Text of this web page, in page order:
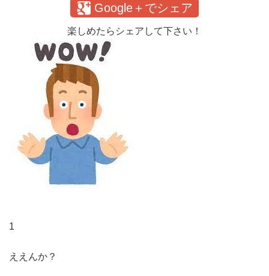
Google＋でシェア
楽しめたらシェアして下さい！
1
ええんか？